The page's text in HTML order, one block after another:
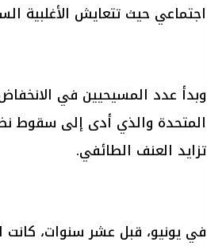
اجتماعي حيث تتعايش الأغلبية
وبدأ عدد المسيحيين في
المتحدة
تزايد العنف الطائفي.
في يونيو، قبل عشر سنوات، كانت